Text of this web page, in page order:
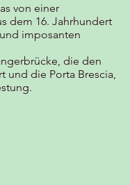
von einer
dem 16. Jahrhundert
imposanten
die den
und die Porta Brescia,